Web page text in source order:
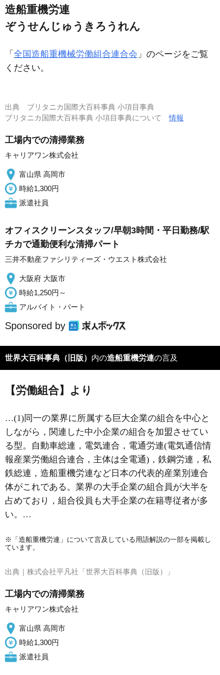
造船重機労連
ぞうせんじゅうきろうれん
「 全国造船重機械労働組合連合会 」のページをご覧
ください。
出典 ブリタニカ国際大百科事典 小項目事典
ブリタニカ国際大百科事典 小項目事典について情報
工場内での清掃業務
キャリアワン株式会社
富山県 高岡市
時給1,300円
派遣社員
オフィスクリーンスタッフ/早朝3時間・平日勤務/駅
チカで通勤便利な清掃パート
三井不動産ファシリティーズ・ウエスト株式会社
大阪府 大阪市
時給1,250円～
アルバイト・パート
Sponsored by
世界大百科事典（旧版） 内の造船重機労連の言及
【労働組合】より
…(1)同一の業界に所属する巨大企業の組合を中心と
しながら，関連した中小企業の組合を加盟させてい
る型。 自動車総連 ，電気連合，電通労連(電気通信情
報産業労働組合連合，主体は全電通)， 鉄鋼労連 ， 私
鉄総連 ， 造船重機労連など日本の代表的産業別連合
体がこれである。業界の大手企業の組合員が大半を
占めており，組合役員も大手企業の在籍専従者が多
い。…
※「造船重機労連」について言及している用語解説の一部を掲載し
ています。
出典｜ 株式会社平凡社「世界大百科事典（旧版）」
工場内での清掃業務
キャリアワン株式会社
富山県 高岡市
時給1,300円
派遣社員